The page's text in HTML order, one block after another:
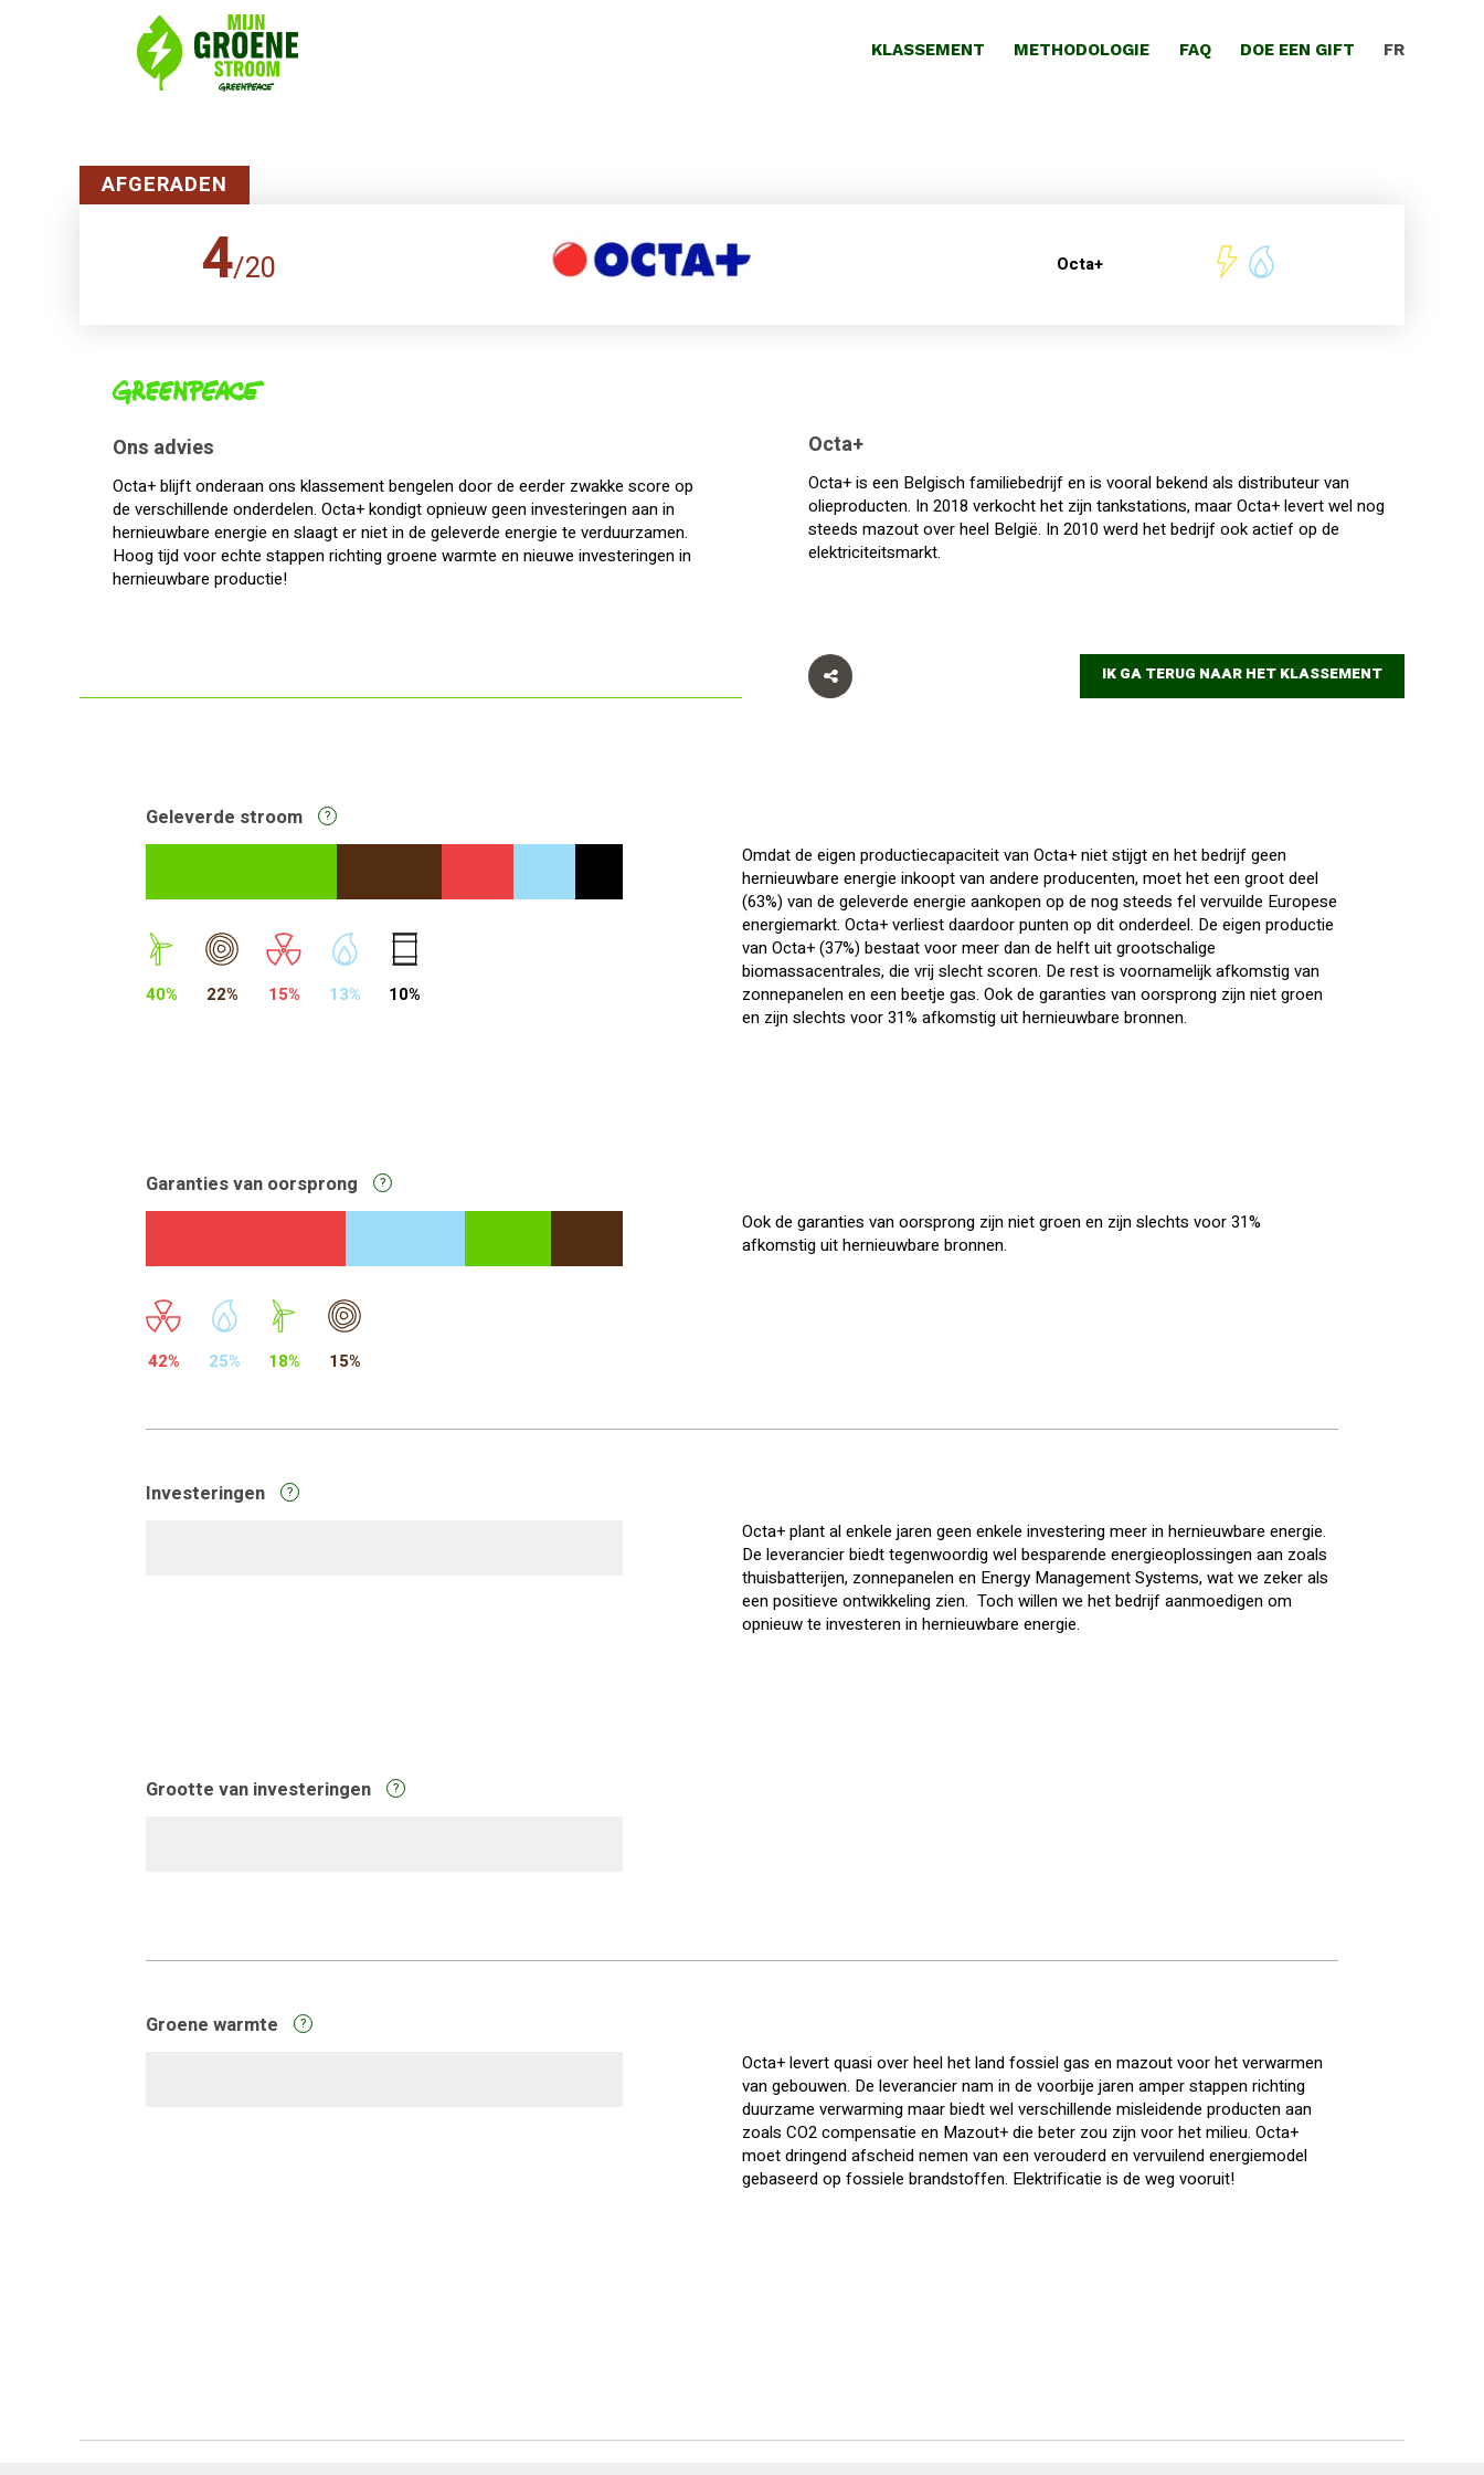
KLASSEMENT METHODOLOGIE FAQ DOE EEN GIFT FR
AFGERADEN
4/20 Octa+
Ons advies
Octa+ blijft onderaan ons klassement bengelen door de eerder zwakke score op
de verschillende onderdelen. Octa+ kondigt opnieuw geen investeringen aan in
hernieuwbare energie en slaagt er niet in de geleverde energie te verduurzamen.
Hoog tijd voor echte stappen richting groene warmte en nieuwe investeringen in
hernieuwbare productie!
Octa+
Octa+ is een Belgisch familiebedrijf en is vooral bekend als distributeur van
olieproducten. In 2018 verkocht het zijn tankstations, maar Octa+ levert wel nog
steeds mazout over heel België. In 2010 werd het bedrijf ook actief op de
elektriciteitsmarkt.
IK GA TERUG NAAR HET KLASSEMENT
Geleverde stroom ?
40% 22% 15% 13% 10%
Omdat de eigen productiecapaciteit van Octa+ niet stijgt en het bedrijf geen
hernieuwbare energie inkoopt van andere producenten, moet het een groot deel
(63%) van de geleverde energie aankopen op de nog steeds fel vervuilde Europese
energiemarkt. Octa+ verliest daardoor punten op dit onderdeel. De eigen productie
van Octa+ (37%) bestaat voor meer dan de helft uit grootschalige
biomassacentrales, die vrij slecht scoren. De rest is voornamelijk afkomstig van
zonnepanelen en een beetje gas. Ook de garanties van oorsprong zijn niet groen
en zijn slechts voor 31% afkomstig uit hernieuwbare bronnen.
Garanties van oorsprong ?
42% 25% 18% 15%
Ook de garanties van oorsprong zijn niet groen en zijn slechts voor 31%
afkomstig uit hernieuwbare bronnen.
Investeringen ?
Octa+ plant al enkele jaren geen enkele investering meer in hernieuwbare energie.
De leverancier biedt tegenwoordig wel besparende energieoplossingen aan zoals
thuisbatterijen, zonnepanelen en Energy Management Systems, wat we zeker als
een positieve ontwikkeling zien. Toch willen we het bedrijf aanmoedigen om
opnieuw te investeren in hernieuwbare energie.
Grootte van investeringen ?
Groene warmte ?
Octa+ levert quasi over heel het land fossiel gas en mazout voor het verwarmen
van gebouwen. De leverancier nam in de voorbije jaren amper stappen richting
duurzame verwarming maar biedt wel verschillende misleidende producten aan
zoals CO2 compensatie en Mazout+ die beter zou zijn voor het milieu. Octa+
moet dringend afscheid nemen van een verouderd en vervuilend energiemodel
gebaseerd op fossiele brandstoffen. Elektrificatie is de weg vooruit!